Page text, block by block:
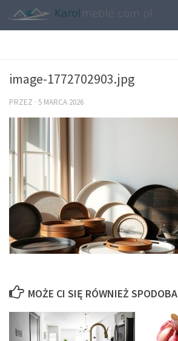
image-1772702903.jpg
PRZEZ · 5 MARCA 2026
MOŻE CI SIĘ RÓWNIEŻ SPODOBA